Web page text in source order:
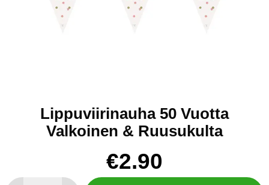
Lippuviirinauha 50 Vuotta
Valkoinen & Ruusukulta
hinta
€2.90